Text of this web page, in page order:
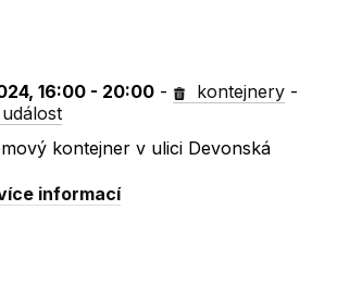
16:00 - 20:00 - kontejnery -
kontejner v ulici Devonská
informací